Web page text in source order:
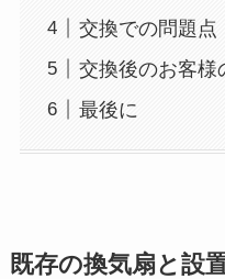
交換での問題点
交換後のお客様
最後に
既存の換気扇と設